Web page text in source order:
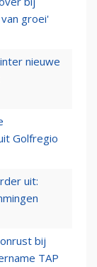
groei'
nieuwe
Golfregio
uit:
bij
TAP